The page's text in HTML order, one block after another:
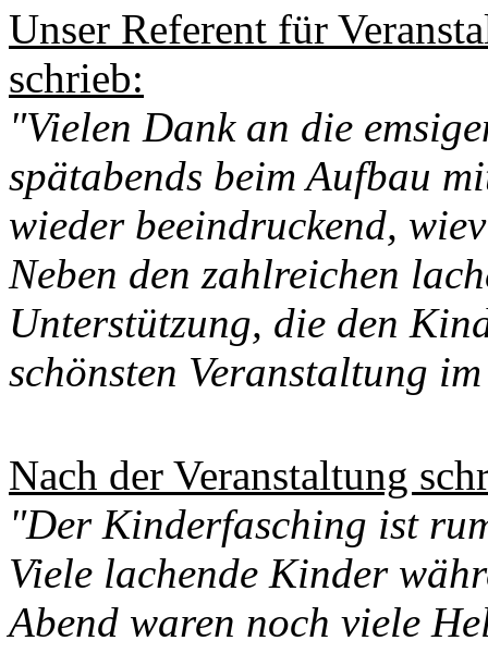
Unser Referent für
schrieb:
"Vielen Dank an die
spätabends beim Aufbau
wieder beeindruckend,
Neben den zahlreichen
Unterstützung, die den
schönsten Veranstaltung
Nach der Veranstaltung
"Der Kinderfasching ist
Viele lachende Kinder
Abend waren noch viele